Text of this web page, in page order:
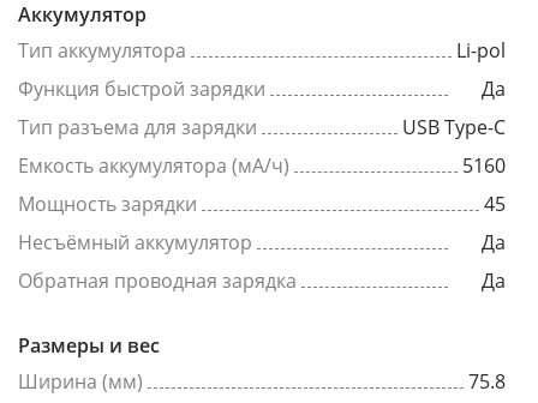
Аккумулятор
Тип аккумулятора
Li-pol
Функция быстрой зарядки
Да
Тип разъема для зарядки
USB Type-C
Емкость аккумулятора (мА/ч)
5160
Мощность зарядки
45
Несъёмный аккумулятор
Да
Обратная проводная зарядка
Да
Размеры и вес
Ширина (мм)
75.8